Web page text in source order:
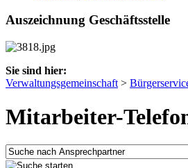
Auszeichnung Geschäftsstelle
Sie sind hier:
Verwaltungsgemeinschaft >
Mitarbeiter-